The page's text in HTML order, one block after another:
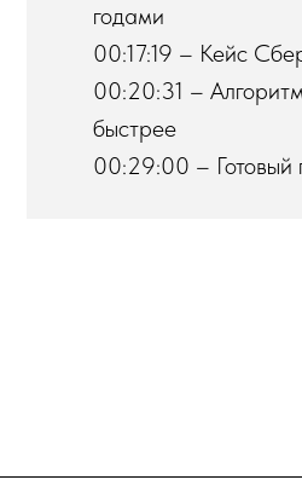
годами
00:17:19 – Кейс
00:20:31 –
быстрее
00:29:00 – Готовый